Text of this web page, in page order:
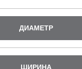
ДИАМЕТР
ШИРИНА